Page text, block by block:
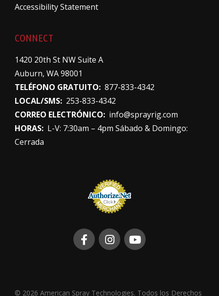
Accessibility Statement
CONNECT
1420 20th St NW Suite A
Auburn, WA 98001
TELÉFONO GRATUITO: 877-833-4342
LOCAL/SMS: 253-833-4342
CORREO ELECTRÓNICO: info@sprayrig.com
HORAS: L-V: 7:30am – 4pm Sábado & Domingo:
Cerrada
© 2026 American Spray Technologies. Todos los Derechos